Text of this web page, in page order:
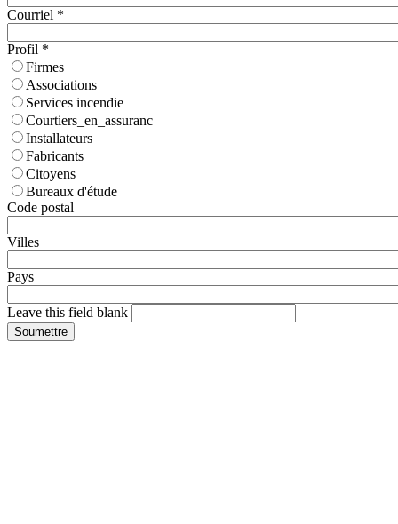
Courriel *
Profil *
Firmes
Associations
Services incendie
Courtiers_en_assuranc
Installateurs
Fabricants
Citoyens
Bureaux d'étude
Code postal
Villes
Pays
Leave this field blank
Soumettre